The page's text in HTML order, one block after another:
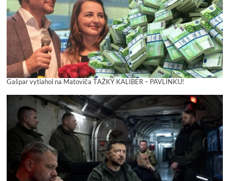
Gašpar vytiahol na Matoviča ŤAŽKÝ KALIBER – PAVLÍNKU!